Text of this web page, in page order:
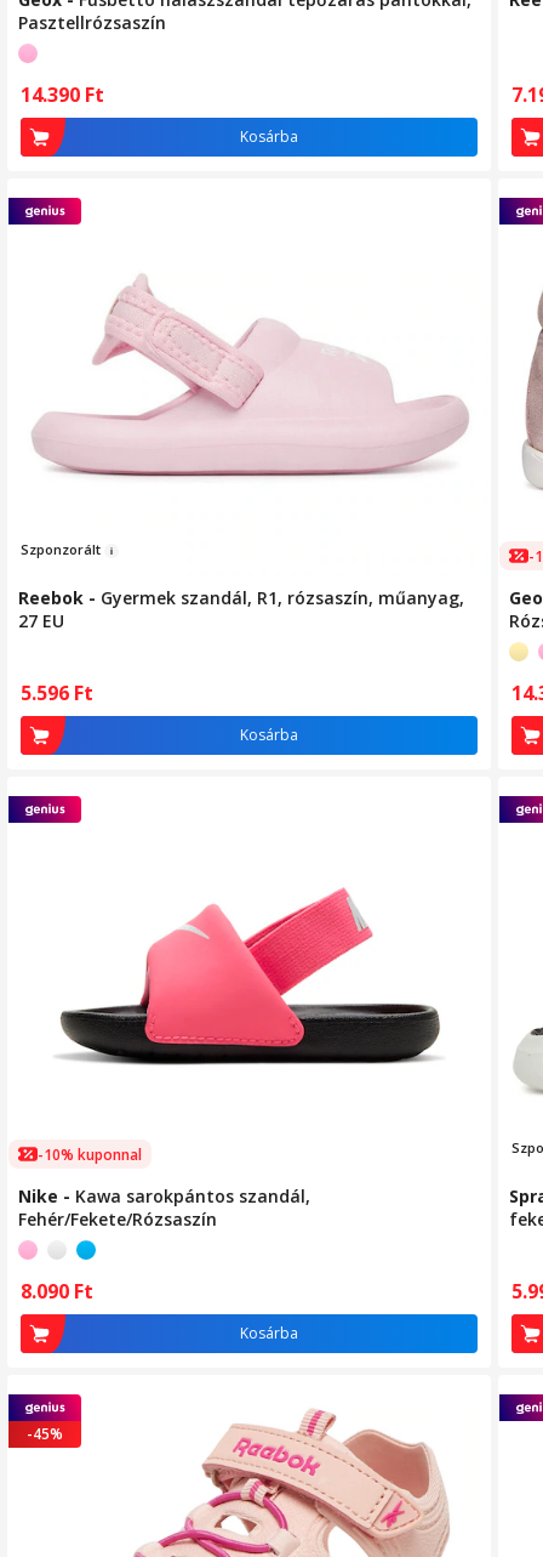
Pasztellrózsaszín
14.390 Ft
Kosárba
Szponzorált
Reebok - Gyermek szandál, R1, rózsaszín, műanyag,
27 EU
5.596 Ft
Kosárba
-
-10% kuponnal
Nike - Kawa sarokpántos szandál,
Fehér/Fekete/Rózsaszín
8.090 Ft
Kosárba
-45%